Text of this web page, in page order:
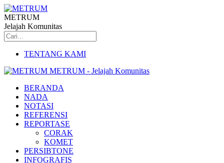
METRUM
Jelajah Komunitas
TENTANG KAMI
METRUM - Jelajah Komunitas
BERANDA
NADA
NOTASI
REFERENSI
REPORTASE
CORAK
KOMET
PERSIBTONE
INFOGRAFIS